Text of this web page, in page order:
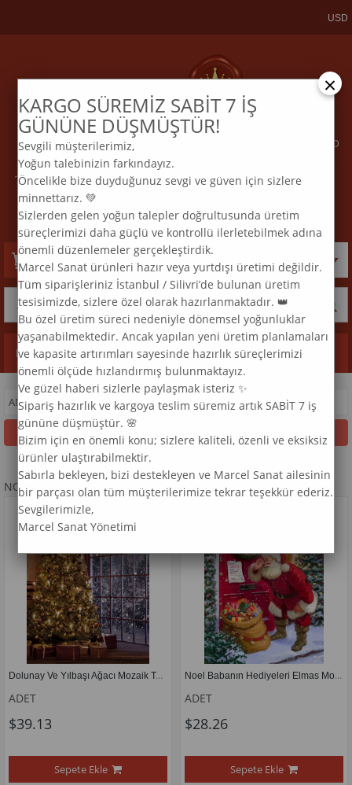
KARGO VE SİPARİŞTAKİP BİZE ULAŞIN
ELMAS MOZAİK TABLO & DIAMOND
PAINTING TURKEY & KURULUŞ 2015
TEL:0 850 969 33 74 EMAİL :info@marcelsanat.com
USD
Sepetim
Kategoriler
ANASAYFA >NOEL
Filtreleme Sıralama
NOEL
Dolunay Ve Yılbaşı Ağacı Mozaik Tablo 53x71 cm
ADET
$39.13
Sepete Ekle
NOEL
Noel Babanın Hediyeleri Elmas Mozaik Tablo 43x61 cm
ADET
$28.26
Sepete Ekle
×
KARGO SÜREMİZ SABİT 7 İŞ
GÜNÜNE DÜŞMÜŞTÜR!
Sevgili müşterilerimiz,
Yoğun talebinizin farkındayız.
Öncelikle bize duyduğunuz sevgi ve güven için sizlere
minnettarız. 💚
Sizlerden gelen yoğun talepler doğrultusunda üretim
süreçlerimizi daha güçlü ve kontrollü ilerletebilmek adına
önemli düzenlemeler gerçekleştirdik.
Marcel Sanat ürünleri hazır veya yurtdışı üretimi değildir.
Tüm siparişleriniz İstanbul / Silivri’de bulunan üretim
tesisimizde, sizlere özel olarak hazırlanmaktadır. 👑
Bu özel üretim süreci nedeniyle dönemsel yoğunluklar
yaşanabilmektedir. Ancak yapılan yeni üretim planlamaları
ve kapasite artırımları sayesinde hazırlık süreçlerimizi
önemli ölçüde hızlandırmış bulunmaktayız.
Ve güzel haberi sizlerle paylaşmak isteriz ✨
Sipariş hazırlık ve kargoya teslim süremiz artık SABİT 7 iş
gününe düşmüştür. 🌸
Bizim için en önemli konu; sizlere kaliteli, özenli ve eksiksiz
ürünler ulaştırabilmektir.
Sabırla bekleyen, bizi destekleyen ve Marcel Sanat ailesinin
bir parçası olan tüm müşterilerimize tekrar teşekkür ederiz.
Sevgilerimizle,
Marcel Sanat Yönetimi